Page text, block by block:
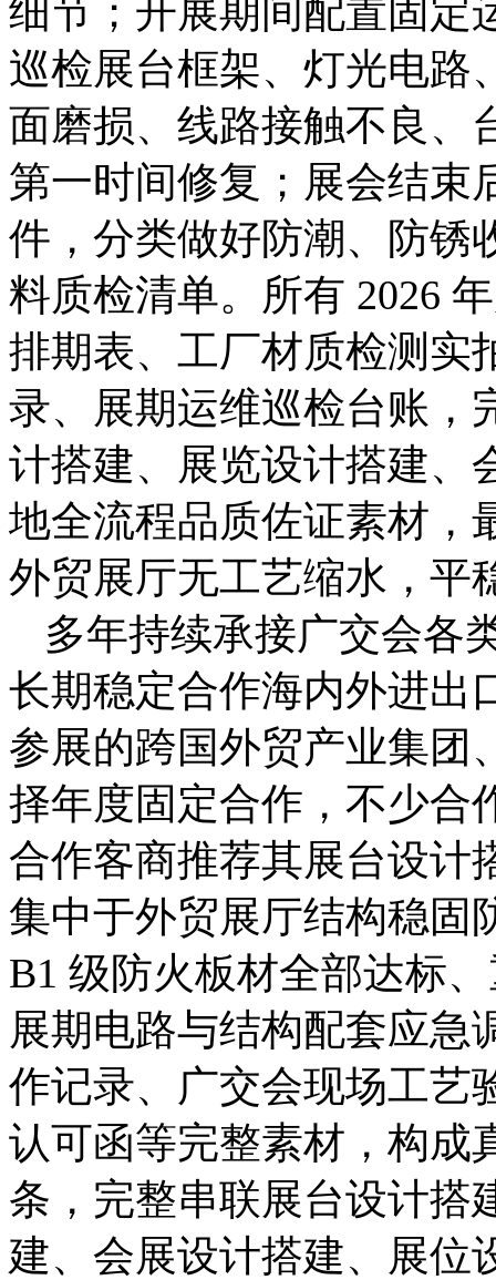
细节；开展期间配置固定
巡检展台框架、灯光电路
面磨损、线路接触不良、
第一时间修复；展会结束
件，分类做好防潮、防锈
料质检清单。所有 2026
排期表、工厂材质检测实
录、展期运维巡检台账，
计搭建、展览设计搭建、
地全流程品质佐证素材，
外贸展厅无工艺缩水，平
多年持续承接广交会各
长期稳定合作海内外进出
参展的跨国外贸产业集团
择年度固定合作，不少合
合作客商推荐其展台设计
集中于外贸展厅结构稳固
B1 级防火板材全部达标
展期电路与结构配套应急
作记录、广交会现场工艺
认可函等完整素材，构成
条，完整串联展台设计搭
建、会展设计搭建、展位